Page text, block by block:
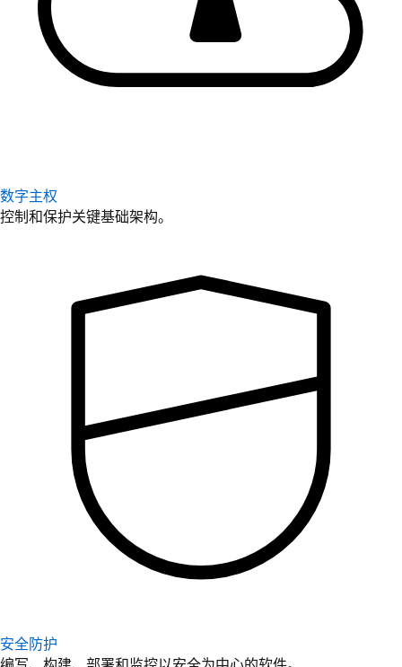
数字主权
控制和保护关键基础架构。
安全防护